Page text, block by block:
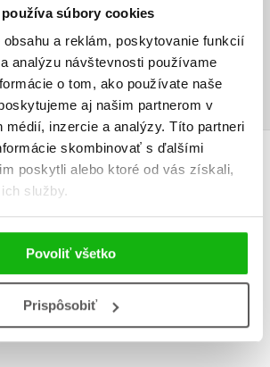
súbory cookies
obsahu a reklám, poskytovanie funkcií
analýzu návštevnosti používame
o tom, ako používate naše
aj našim partnerom v
médií, inzercie a analýzy. Títo partneri
skombinovať s ďalšími
poskytli alebo ktoré od vás získali,
služby.
Povoliť všetko
Prispôsobiť
nie sú dostupné.
môžu vkladať len registrovaní užívatelia